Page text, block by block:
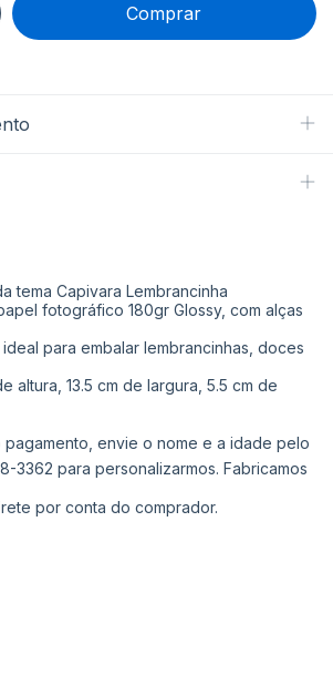
tema Capivara Lembrancinha
fotográfico 180gr Glossy, com alças
para embalar lembrancinhas, doces
altura, 13.5 cm de largura, 5.5 cm de
envie o nome e a idade pelo
3362 para personalizarmos. Fabricamos
por conta do comprador.